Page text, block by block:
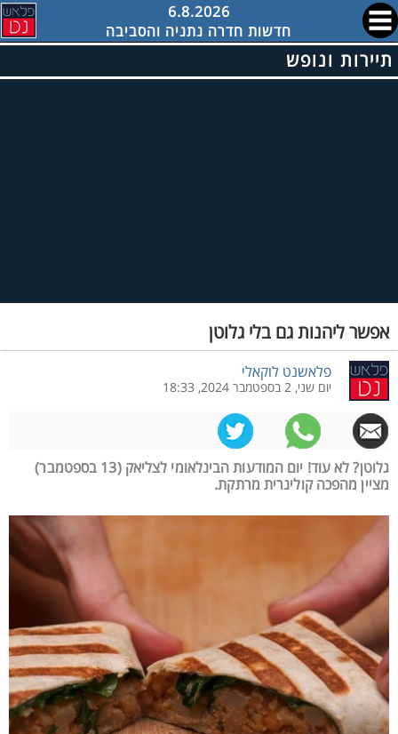
6.8.2026
חדשות חדרה נתניה והסביבה
תיירות ונופש
אפשר ליהנות גם בלי גלוטן
פלאשנט לוקאלי
יום שני, 2 בספטמבר 2024, 18:33
גלוטן? לא עוד! יום המודעות הבינלאומי לצליאק (13 בספטמבר)
מציין מהפכה קולינרית מרתקת.